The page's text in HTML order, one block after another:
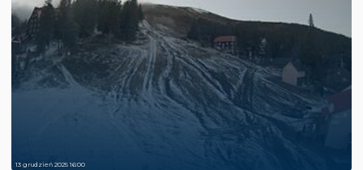
13 grudzień 2025 16:00